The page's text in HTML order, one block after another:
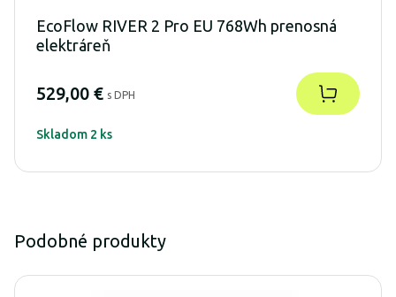
EcoFlow RIVER 2 Pro EU 768Wh prenosná
elektráreň
529,00 € s DPH
Skladom 2 ks
Podobné produkty